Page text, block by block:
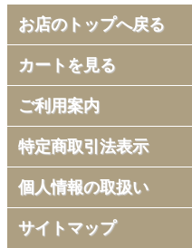
お店のトップへ戻る
カートを見る
ご利用案内
特定商取引法表示
個人情報の取扱い
サイトマップ